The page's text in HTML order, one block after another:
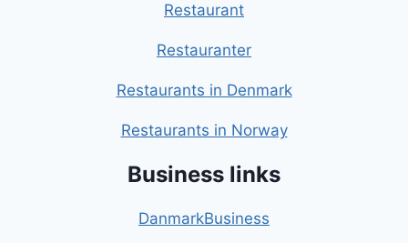
Restaurant
Restauranter
Restaurants in Denmark
Restaurants in Norway
Business links
DanmarkBusiness